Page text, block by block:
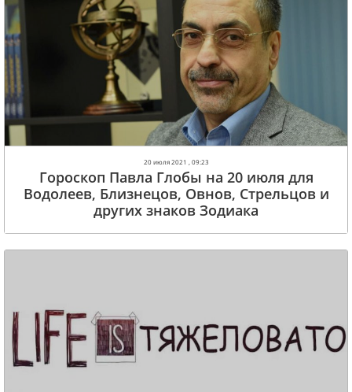
20 июля 2021 , 09:23
Гороскоп Павла Глобы на 20 июля для
Водолеев, Близнецов, Овнов, Стрельцов и
других знаков Зодиака